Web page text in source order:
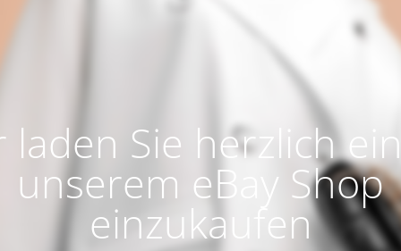
laden Sie herzlich
unserem eBay Shop
einzukaufen